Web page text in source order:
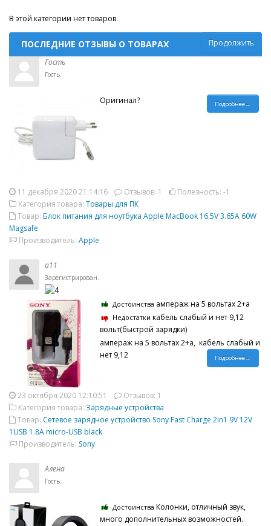
В этой категории нет товаров.
Продолжить
ПОСЛЕДНИЕ ОТЗЫВЫ О ТОВАРАХ
Гость
Гость.
Оригинал? Подробнее→
11 декабря 2020 21:14:16 Отзывов: 1
Полезность: -1
Категория товара: Товары для ПК
Товар: Блок питания для ноутбука Apple MacBook 16.5V 3.65A 60W
Magsafe
Производитель: Apple
a11
Зарегистрирован.
Достоинства ампераж на 5 вольтах 2+а
Недостатки кабель слабый и нет 9,12
вольт(быстрой зарядки)
ампераж на 5 вольтах 2+а, кабель слабый и
нет 9,12
Подробнее→
23 октября 2020 12:10:51
Отзывов: 1
Категория товара: Зарядные устройства
Товар: Сетевое зарядное устройство Sony Fast Charge 2in1 9V 12V
1USB 1.8A micro-USB black
Производитель: Sony
Алена
Гость.
Достоинства Колонки, отличный звук,
много дополнительных возможностей.